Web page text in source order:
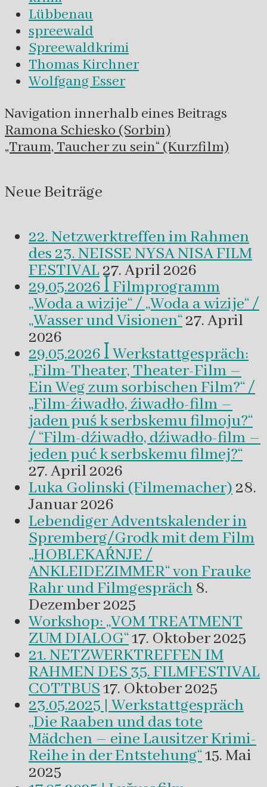
Lübbenau
spreewald
Spreewaldkrimi
Thomas Kirchner
Wolfgang Esser
Navigation innerhalb eines Beitrags
Ramona Schiesko (Sorbin)
„Traum, Taucher zu sein“ (Kurzfilm)
Neue Beiträge
22. Netzwerktreffen im Rahmen
des 23. NEISSE NYSA NISA FILM
FESTIVAL27. April 2026
29.05.2026 ꟾ Filmprogramm
„Woda a wizije“ / „Woda a wizije“ /
„Wasser und Visionen“27. April
2026
29.05.2026 ꟾ Werkstattgespräch:
„Film-Theater, Theater-Film –
Ein Weg zum sorbischen Film?“ /
„Film-źiwadło, źiwadło-film –
jaden puś k serbskemu filmoju?“
/ “Film-dźiwadło, dźiwadło-film –
jeden puć k serbskemu filmej?“
27. April 2026
Luka Golinski (Filmemacher)28.
Januar 2026
Lebendiger Adventskalender in
Spremberg/Grodk mit dem Film
„HOBLEKAŔNJE /
ANKLEIDEZIMMER“ von Frauke
Rahr und Filmgespräch 8.
Dezember 2025
Workshop: „VOM TREATMENT
ZUM DIALOG“17. Oktober 2025
21. NETZWERKTREFFEN IM
RAHMEN DES 35. FILMFESTIVAL
COTTBUS17. Oktober 2025
23.05.2025 | Werkstattgespräch
„Die Raaben und das tote
Mädchen – eine Lausitzer Krimi-
Reihe in der Entstehung“15. Mai
2025